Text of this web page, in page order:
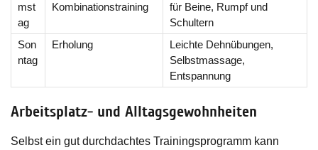
mst
ag
Kombinationstraining
für Beine, Rumpf und
Schultern
Son
ntag
Erholung
Leichte Dehnübungen,
Selbstmassage,
Entspannung
Arbeitsplatz- und Alltagsgewohnheiten
Selbst ein gut durchdachtes Trainingsprogramm kann